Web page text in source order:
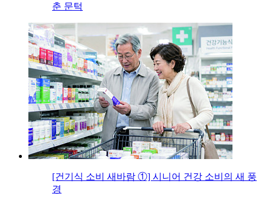
춘 문턱
[건기식 소비 새바람 ①] 시니어 건강 소비의 새 풍
경